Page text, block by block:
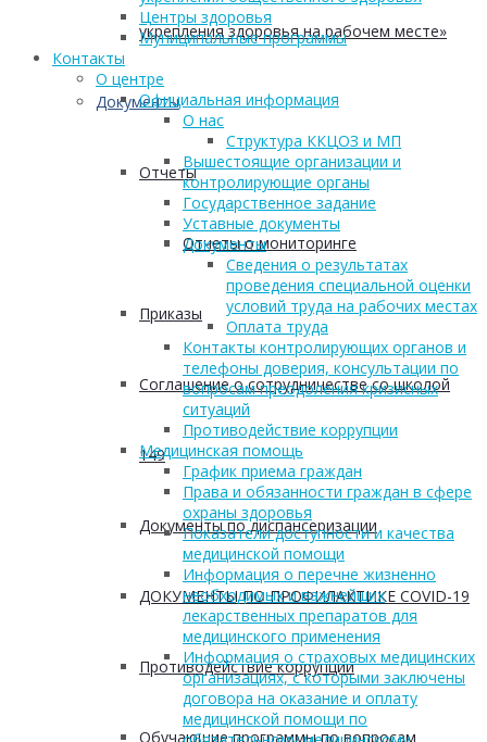
укрепления здоровья на рабочем месте»
Документы
Отчеты
Отчеты о мониторинге
Приказы
Соглашение о сотрудничестве со школой
149
Документы по диспансеризации
ДОКУМЕНТЫ ПО ПРОФИЛАКТИКЕ COVID-19
Противодействие коррупции
Обучающие программы по вопросам
Центры здоровья
Муниципальные программы
Контакты
О центре
Официальная информация
О нас
Структура ККЦОЗ и МП
Вышестоящие организации и
контролирующие органы
Государственное задание
Уставные документы
Документы
Сведения о результатах
проведения специальной оценки
условий труда на рабочих местах
Оплата труда
Контакты контролирующих органов и
телефоны доверия, консультации по
вопросам преодоления кризисных
ситуаций
Противодействие коррупции
Медицинская помощь
График приема граждан
Права и обязанности граждан в сфере
охраны здоровья
Показатели доступности и качества
медицинской помощи
Информация о перечне жизненно
необходимых и важнейших
лекарственных препаратов для
медицинского применения
Информация о страховых медицинских
организациях, с которыми заключены
договора на оказание и оплату
медицинской помощи по